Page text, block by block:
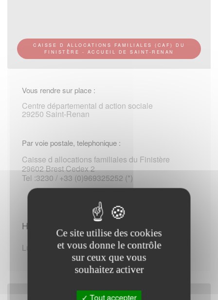
CAISSE D ALLOCATIONS FAMILIALES (CAF) DU
FINISTÈRE - ACCUEIL DE SAINT-RENAN
Vous rendre sur place :
Centre départemental d action sociale
29250 Saint-Renan
Par voie postale, telephonique :
Caisse d allocations familiales du Finistère
29602 Brest Cedex 2
Tel :3230 / +33 (0)969325252 (*)
Horaires d'ouverture :
Lundi de 09:00 - 12:00 / 13:30 - 16:30
Ce site utilise des cookies
et vous donne le contrôle
sur ceux que vous
souhaitez activer
Tout accepter